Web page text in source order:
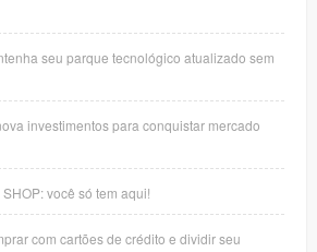
seu parque tecnológico atualizado sem
investimentos para conquistar mercado
você só tem aqui!
com cartões de crédito e dividir seu